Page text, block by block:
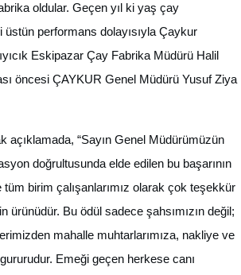
oldular. Geçen yıl ki yaş çay
üstün performans dolayısıyla Çaykur
Eskipazar Çay Fabrika Müdürü Halil
öncesi ÇAYKUR Genel Müdürü Yusuf Ziya
“Sayın Genel Müdürümüzün
doğrultusunda elde edilen bu başarının
birim çalışanlarımız olarak çok teşekkür
Bu ödül sadece şahsımızın değil;
mahalle muhtarlarımıza, nakliye ve
Emeği geçen herkese canı